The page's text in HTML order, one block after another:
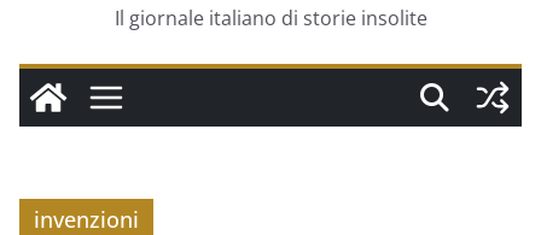
Il giornale italiano di storie insolite
invenzioni